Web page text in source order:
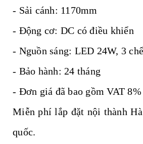
- Sải cánh: 1170mm
- Động cơ: DC có điều khiển
- Nguồn sáng: LED 24W, 3
- Bảo hành: 24 tháng
- Đơn giá đã bao gồm VAT 8%
Miễn phí lắp đặt nội thành
quốc.